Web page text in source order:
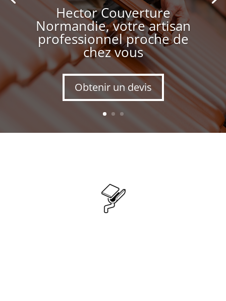
Hector Couverture
Normandie, votre artisan
professionnel proche de
chez vous
Obtenir un devis